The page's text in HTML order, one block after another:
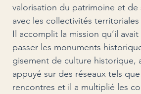
valorisation du patrimoine et
avec les collectivités
Il accomplit la mission qu’il
passer les monuments
gisement de culture historique,
appuyé sur des réseaux tels
rencontres et il a multiplié les